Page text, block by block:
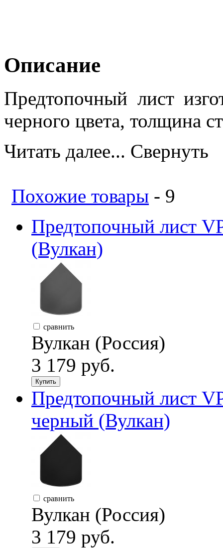
Описание
Предтопочный лист
черного цвета, толщина
Читать далее... Свернуть
Похожие товары - 9
Предтопочный лист
(Вулкан)
сравнить
Вулкан (Россия)
3 179 руб.
Купить
Предтопочный лист
черный (Вулкан)
сравнить
Вулкан (Россия)
3 179 руб.